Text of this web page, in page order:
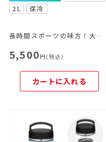
2L
保冷
長時間スポーツの味方！大容量＆冷たさキープ
5,500円(税込)
カートに入れる